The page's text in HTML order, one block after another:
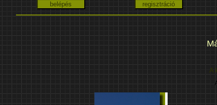
A